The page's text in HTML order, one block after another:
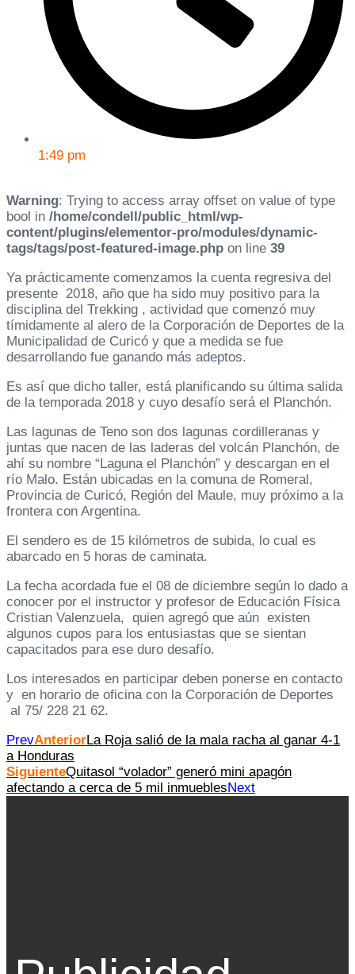
1:49 pm
Warning: Trying to access array offset on value of type
bool in /home/condell/public_html/wp-
content/plugins/elementor-pro/modules/dynamic-
tags/tags/post-featured-image.php on line 39
Ya prácticamente comenzamos la cuenta regresiva del
presente 2018, año que ha sido muy positivo para la
disciplina del Trekking , actividad que comenzó muy
tímidamente al alero de la Corporación de Deportes de la
Municipalidad de Curicó y que a medida se fue
desarrollando fue ganando más adeptos.
Es así que dicho taller, está planificando su última salida
de la temporada 2018 y cuyo desafío será el Planchón.
Las lagunas de Teno son dos lagunas cordilleranas y
juntas que nacen de las laderas del volcán Planchón, de
ahí su nombre “Laguna el Planchón” y descargan en el
río Malo. Están ubicadas en la comuna de Romeral,
Provincia de Curicó, Región del Maule, muy próximo a la
frontera con Argentina.
El sendero es de 15 kilómetros de subida, lo cual es
abarcado en 5 horas de caminata.
La fecha acordada fue el 08 de diciembre según lo dado a
conocer por el instructor y profesor de Educación Física
Cristian Valenzuela, quien agregó que aún existen
algunos cupos para los entusiastas que se sientan
capacitados para ese duro desafío.
Los interesados en participar deben ponerse en contacto
y en horario de oficina con la Corporación de Deportes
al 75/ 228 21 62.
PrevAnteriorLa Roja salió de la mala racha al ganar 4-1
a Honduras
SiguienteQuitasol “volador” generó mini apagón
afectando a cerca de 5 mil inmueblesNext